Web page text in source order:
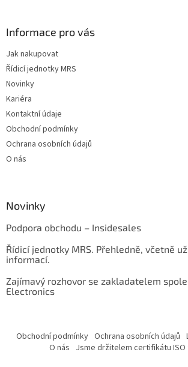
Informace pro vás
Jak nakupovat
Řídicí jednotky MRS
Novinky
Kariéra
Kontaktní údaje
Obchodní podmínky
Ochrana osobních údajů
O nás
Novinky
Podpora obchodu – Insidesales
Řídicí jednotky MRS. Přehledně, včetně
informací.
Zajímavý rozhovor se zakladatelem
Electronics
Obchodní podmínky Ochrana osobních údajů
O nás Jsme držitelem certifikátu ISO